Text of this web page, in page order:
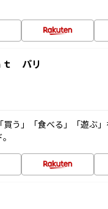
ｔ パリ
う」「食べる」「遊ぶ